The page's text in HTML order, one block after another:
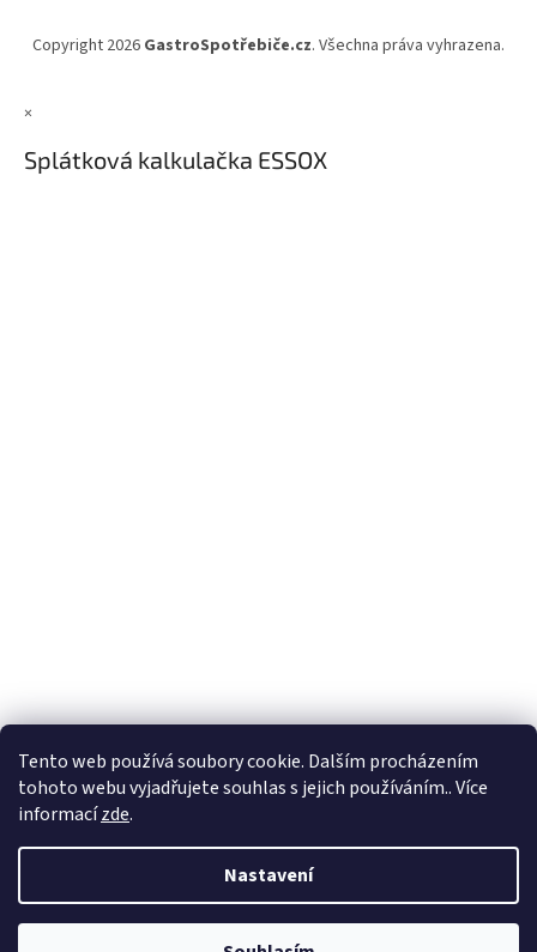
Tento web používá soubory cookie. Dalším procházením
tohoto webu vyjadřujete souhlas s jejich používáním.. Více
informacízde.
Nastavení
Copyright 2026 GastroSpotřebiče.cz. Všechna práva vyhrazena.
×
Splátková kalkulačka ESSOX